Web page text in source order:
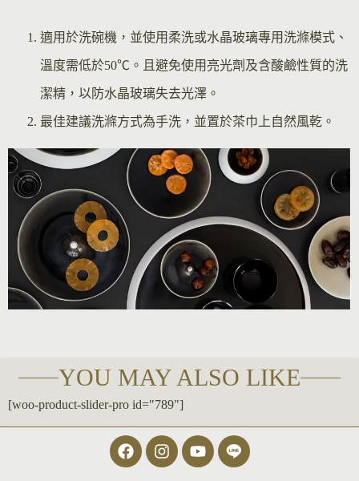
適用於洗碗機，並使用柔洗或水晶玻璃專用洗滌模式、
溫度需低於50℃。且避免使用亮光劑及含酸鹼性質的洗
潔精，以防水晶玻璃失去光澤。
最佳建議洗滌方式為手洗，並置於茶巾上自然風乾。
YOU MAY ALSO LIKE
[woo-product-slider-pro id="789"]